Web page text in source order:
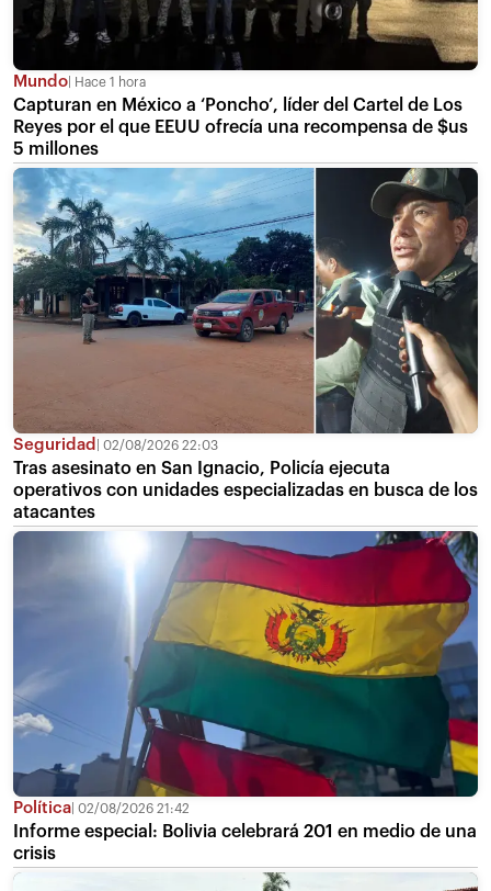
Mundo Hace 1 hora
Capturan en México a ‘Poncho’, líder del Cartel de Los
Reyes por el que EEUU ofrecía una recompensa de $us
5 millones
Seguridad 02/08/2026 22:03
Tras asesinato en San Ignacio, Policía ejecuta
operativos con unidades especializadas en busca de los
atacantes
Política 02/08/2026 21:42
Informe especial: Bolivia celebrará 201 en medio de una
crisis